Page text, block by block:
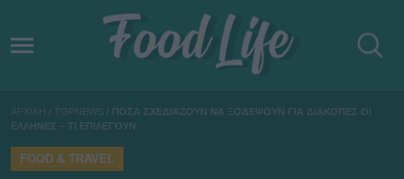
ΑΡΧΙΚΗ / TOPNEWS / ΠΟΣΑ ΣΧΕΔΙΑΖΟΥΝ ΝΑ ΞΟΔΕΨΟΥΝ ΓΙΑ ΔΙΑΚΟΠΕΣ ΟΙ
ΕΛΛΗΝΕΣ – ΤΙ ΕΠΙΛΕΓΟΥΝ
FOOD & TRAVEL